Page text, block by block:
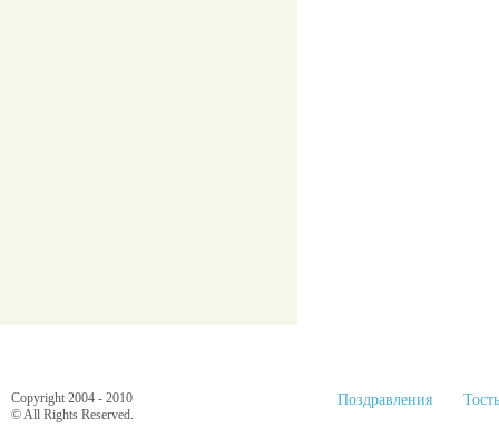
Copyright 2004 - 2010
© All Rights Reserved.
Поздравления